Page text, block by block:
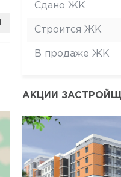
Сдано ЖК
Строится ЖК
В продаже ЖК
АКЦИИ